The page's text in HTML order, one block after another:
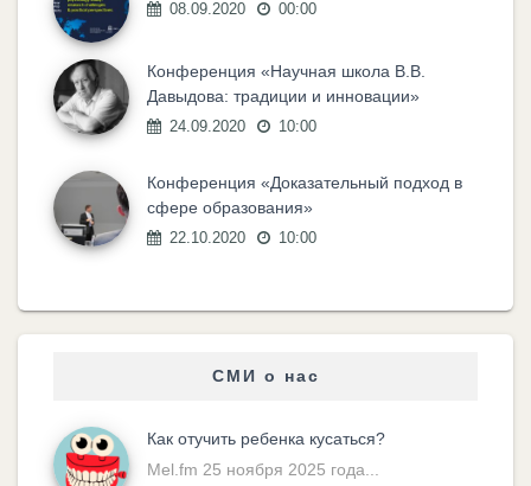
08.09.2020 00:00
Конференция «Научная школа В.В.
Давыдова: традиции и инновации»
24.09.2020 10:00
Конференция «Доказательный подход в
сфере образования»
22.10.2020 10:00
СМИ о нас
Как отучить ребенка кусаться?
Mel.fm 25 ноября 2025 года...